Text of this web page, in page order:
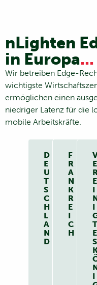
nLighten
in Europa...
Wir betreiben Edge-
wichtigste
ermöglichen einen
niedriger Latenz für die
mobile Arbeitskräfte.
D
E
U
T
S
C
H
L
A
N
D
F
R
A
N
K
R
E
I
C
H
E
E
I
I
T
E
S
I